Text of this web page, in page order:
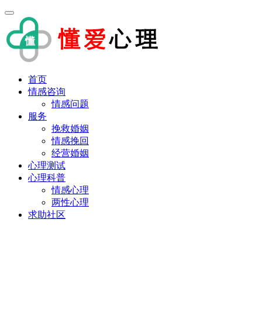
首页
情感咨询
情感问题
服务
挽救婚姻
情感挽回
经营婚姻
心理测试
心理科普
情感心理
两性心理
求助社区